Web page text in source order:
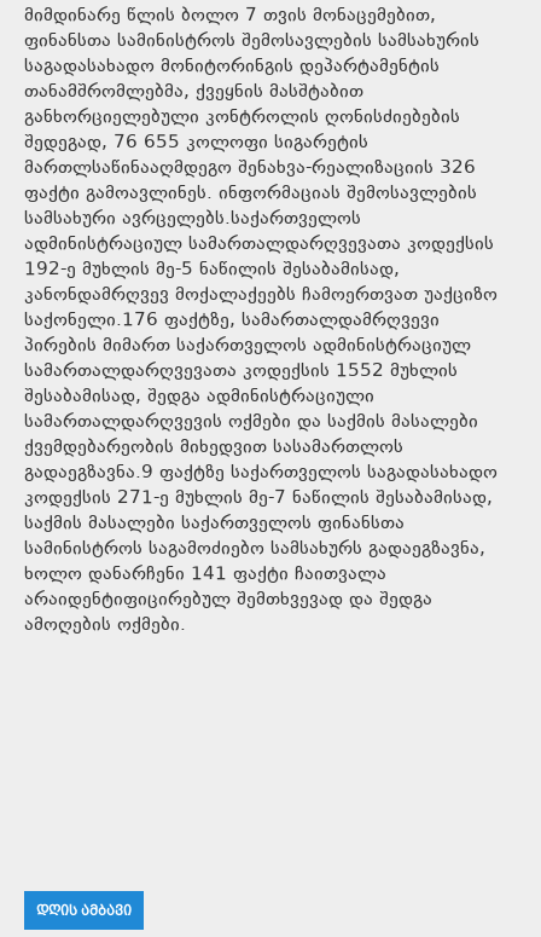
მიმდინარე წლის ბოლო 7 თვის მონაცემებით,
ფინანსთა სამინისტროს შემოსავლების სამსახურის
საგადასახადო მონიტორინგის დეპარტამენტის
თანამშრომლებმა, ქვეყნის მასშტაბით
განხორციელებული კონტროლის ღონისძიებების
შედეგად, 76 655 კოლოფი სიგარეტის
მართლსაწინააღმდეგო შენახვა-რეალიზაციის 326
ფაქტი გამოავლინეს. ინფორმაციას შემოსავლების
სამსახური ავრცელებს.საქართველოს
ადმინისტრაციულ სამართალდარღვევათა კოდექსის
192-ე მუხლის მე-5 ნაწილის შესაბამისად,
კანონდამრღვევ მოქალაქეებს ჩამოერთვათ უაქციზო
საქონელი.176 ფაქტზე, სამართალდამრღვევი
პირების მიმართ საქართველოს ადმინისტრაციულ
სამართალდარღვევათა კოდექსის 1552 მუხლის
შესაბამისად, შედგა ადმინისტრაციული
სამართალდარღვევის ოქმები და საქმის მასალები
ქვემდებარეობის მიხედვით სასამართლოს
გადაეგზავნა.9 ფაქტზე საქართველოს საგადასახადო
კოდექსის 271-ე მუხლის მე-7 ნაწილის შესაბამისად,
საქმის მასალები საქართველოს ფინანსთა
სამინისტროს საგამოძიებო სამსახურს გადაეგზავნა,
ხოლო დანარჩენი 141 ფაქტი ჩაითვალა
არაიდენტიფიცირებულ შემთხვევად და შედგა
ამოღების ოქმები.
ᲓᲦᲘᲡ ᲐᲛᲑᲐᲕᲘ